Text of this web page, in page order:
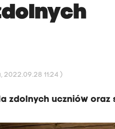
11:24 )
zdolnych uczniów oraz